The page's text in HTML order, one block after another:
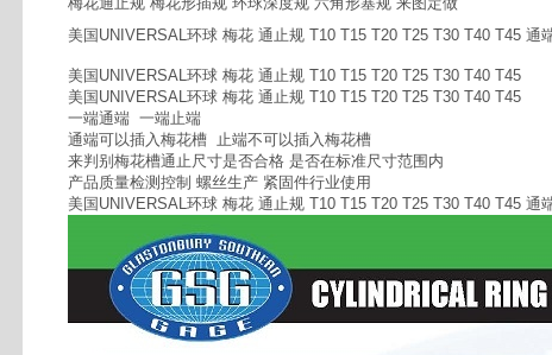
美国UNIVERSAL环球 梅花 通止规 T10 T15 T20 T25 T30 T40 T45
美国UNIVERSAL环球 梅花 通止规 T10 T15 T20 T25 T30 T40 T45
美国UNIVERSAL环球 梅花 通止规 T10 T15 T20 T25 T30 T40 T45
一端通端 一端止端
通端可以插入梅花槽 止端不可以插入梅花槽
来判别梅花槽通止尺寸是否合格 是否在标准尺寸范围内
产品质量检测控制 螺丝生产 紧固件行业使用
美国UNIVERSAL环球 梅花 通止规 T10 T15 T20 T25 T30 T40 T45